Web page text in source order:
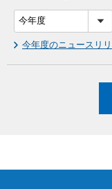
今年度のニュースリ